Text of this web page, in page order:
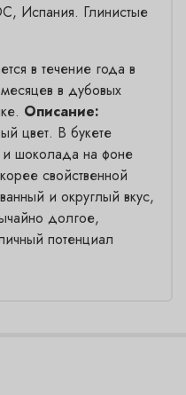
Испания. Глинистые
в течение года в
в дубовых
Описание:
цвет. В букете
шоколада на фоне
свойственной
и округлый вкус,
долгое,
потенциал